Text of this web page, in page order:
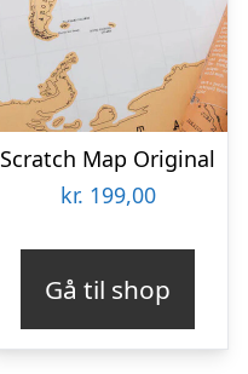
Scratch Map Original
kr. 199,00
Gå til shop